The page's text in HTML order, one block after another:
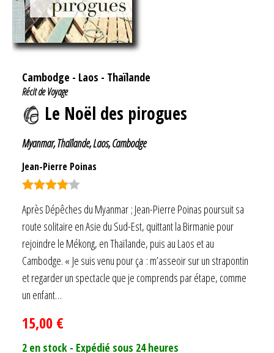
Cambodge - Laos - Thaïlande
Récit de Voyage
Le Noël des pirogues
Myanmar, Thaïlande, Laos, Cambodge
Jean-Pierre Poinas
sur 5
Après Dépêches du Myanmar ; Jean-Pierre Poinas poursuit sa
route solitaire en Asie du Sud-Est, quittant la Birmanie pour
rejoindre le Mékong, en Thaïlande, puis au Laos et au
Cambodge. « Je suis venu pour ça : m’asseoir sur un strapontin
et regarder un spectacle que je comprends par étape, comme
un enfant…
15,00 €
2 en stock - Expédié sous 24 heures